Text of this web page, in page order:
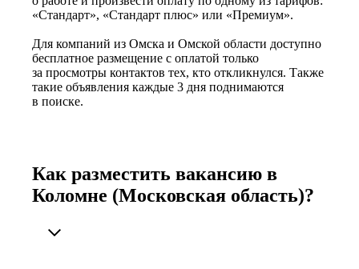
«Стандарт», «Стандарт плюс» или «Премиум».
Для компаний из Омска и Омской области доступно
бесплатное размещение с оплатой только
за просмотры контактов тех, кто откликнулся. Также
такие объявления каждые 3 дня поднимаются
в поиске.
Как разместить вакансию в
Коломне (Московская область)?